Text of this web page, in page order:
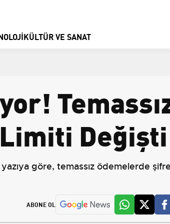
KÜLTÜR VE SANAT
göre, temassız ödemelerde
ABONE OL